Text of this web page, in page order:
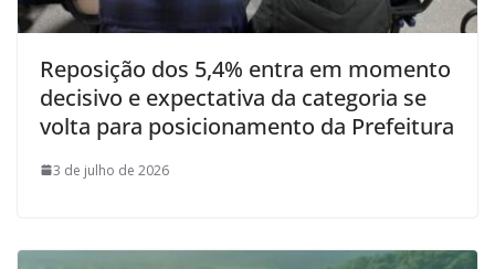
Reposição dos 5,4% entra em momento
decisivo e expectativa da categoria se
volta para posicionamento da Prefeitura
3 de julho de 2026